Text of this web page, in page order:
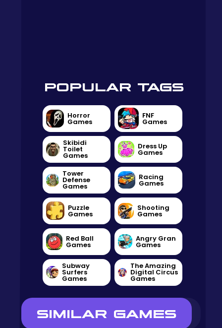
POPULAR TAGS
Horror
Games
FNF
Games
Skibidi
Toilet
Games
Dress Up
Games
Tower
Defense
Games
Racing
Games
Puzzle
Games
Shooting
Games
Red Ball
Games
Angry Gran
Games
Subway
Surfers
Games
The Amazing
Digital Circus
Games
SIMILAR GAMES